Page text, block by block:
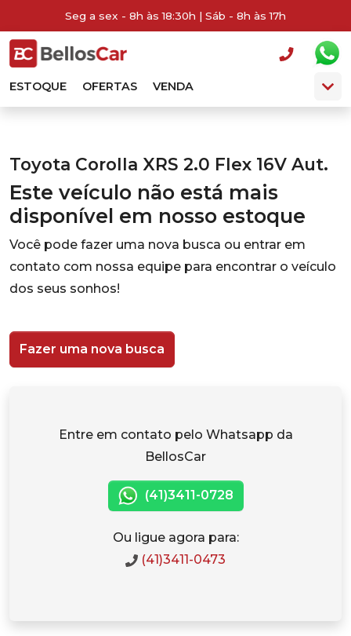
Seg a sex - 8h às 18:30h | Sáb - 8h às 17h
ESTOQUE OFERTAS VENDA
Toyota Corolla XRS 2.0 Flex 16V Aut.
Este veículo não está mais
disponível em nosso estoque
Você pode fazer uma nova busca ou entrar em
contato com nossa equipe para encontrar o veículo
dos seus sonhos!
Fazer uma nova busca
Entre em contato pelo Whatsapp da
BellosCar
(41)3411-0728
Ou ligue agora para:
(41)3411-0473